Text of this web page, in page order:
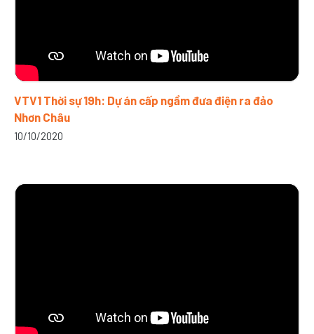
VTV1 Thời sự 19h: Dự án cấp ngầm đưa điện ra đảo
Nhơn Châu
10/10/2020